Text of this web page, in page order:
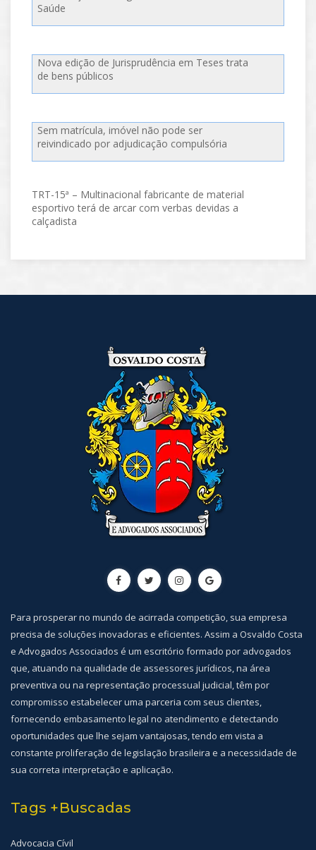
Saúde
Nova edição de Jurisprudência em Teses trata
de bens públicos
Sem matrícula, imóvel não pode ser
reivindicado por adjudicação compulsória
TRT-15ª – Multinacional fabricante de material
esportivo terá de arcar com verbas devidas a
calçadista
Para prosperar no mundo de acirrada competição, sua empresa
precisa de soluções inovadoras e eficientes. Assim a Osvaldo Costa
e Advogados Associados é um escritório formado por advogados
que, atuando na qualidade de assessores jurídicos, na área
preventiva ou na representação processual judicial, têm por
compromisso estabelecer uma parceria com seus clientes,
fornecendo embasamento legal no atendimento e detectando
oportunidades que lhe sejam vantajosas, tendo em vista a
constante proliferação de legislação brasileira e a necessidade de
sua correta interpretação e aplicação.
Tags +Buscadas
Advocacia Cívil